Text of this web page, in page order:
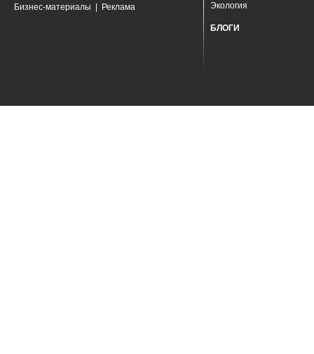
Бизнес-материалы Реклама
Экология
БЛОГИ